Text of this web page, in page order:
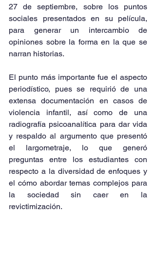
27 de septiembre, sobre los puntos
sociales presentados en su película,
para generar un intercambio de
opiniones sobre la forma en la que se
narran historias.
El punto más importante fue el aspecto
periodístico, pues se requirió de una
extensa documentación en casos de
violencia infantil, así como de una
radiografía psicoanalítica para dar vida
y respaldo al argumento que presentó
el largometraje, lo que generó
preguntas entre los estudiantes con
respecto a la diversidad de enfoques y
el cómo abordar temas complejos para
la sociedad sin caer en la
revictimización.